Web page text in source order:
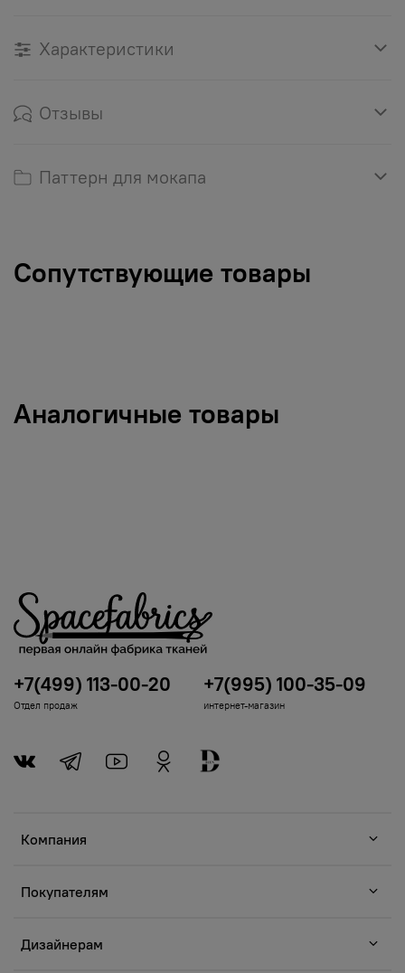
Характеристики
Отзывы
Паттерн для мокапа
Сопутствующие товары
Аналогичные товары
Компания
Покупателям
Дизайнерам
+7(499) 113-00-20
Отдел продаж
+7(995) 100-35-09
интернет-магазин